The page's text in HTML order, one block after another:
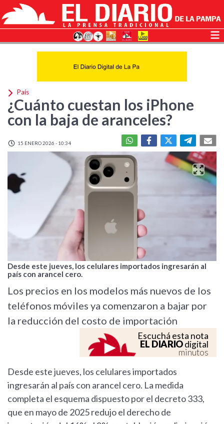
País
¿Cuánto cuestan los iPhone
con la baja de aranceles?
15 ENERO 2026 - 10:34
Desde este jueves, los celulares importados ingresarán al
país con arancel cero.
Los precios en los modelos más nuevos de los
teléfonos móviles ya comenzaron a bajar por
la reducción del costo de importación
Escuchá esta nota
EL DIARIOdigital
minutos
Desde este jueves, los celulares importados
ingresarán al país con arancel cero. La medida
completa el esquema dispuesto por el decreto 333,
que en mayo de 2025 redujo el derecho de